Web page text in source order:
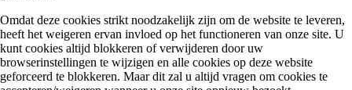
Omdat deze cookies strikt noodzakelijk zijn om de website te leveren,
heeft het weigeren ervan invloed op het functioneren van onze site. U
kunt cookies altijd blokkeren of verwijderen door uw
browserinstellingen te wijzigen en alle cookies op deze website
geforceerd te blokkeren. Maar dit zal u altijd vragen om cookies te